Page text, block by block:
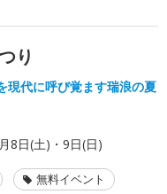
り
現代に呼び覚ます瑞浪の夏
8日(土)・9日(日)
無料イベント